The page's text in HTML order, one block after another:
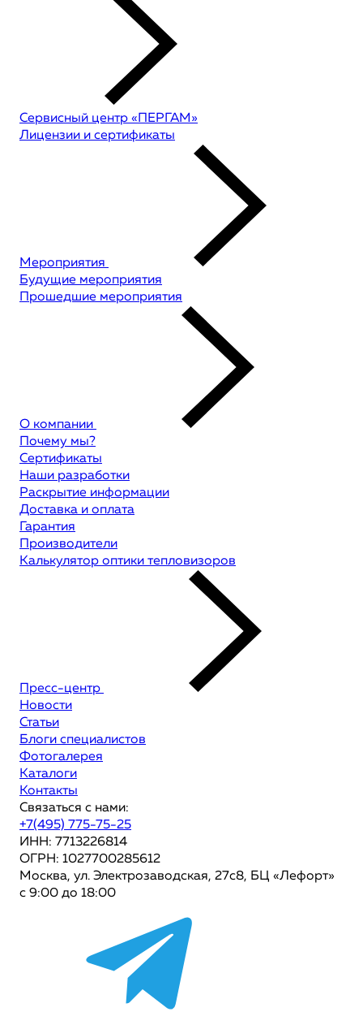
Сервисный центр «ПЕРГАМ»
Лицензии и сертификаты
Мероприятия
Будущие мероприятия
Прошедшие мероприятия
О компании
Почему мы?
Сертификаты
Наши разработки
Раскрытие информации
Доставка и оплата
Гарантия
Производители
Калькулятор оптики тепловизоров
Пресс-центр
Новости
Статьи
Блоги специалистов
Фотогалерея
Каталоги
Контакты
Связаться с нами:
+7(495) 775-75-25
ИНН: 7713226814
ОГРН: 1027700285612
Москва, ул. Электрозаводская, 27с8, БЦ «Лефорт»
с 9:00 до 18:00